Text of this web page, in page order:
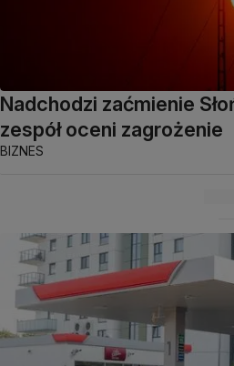
Nadchodzi zaćmienie
zespół oceni zagrożenie
BIZNES